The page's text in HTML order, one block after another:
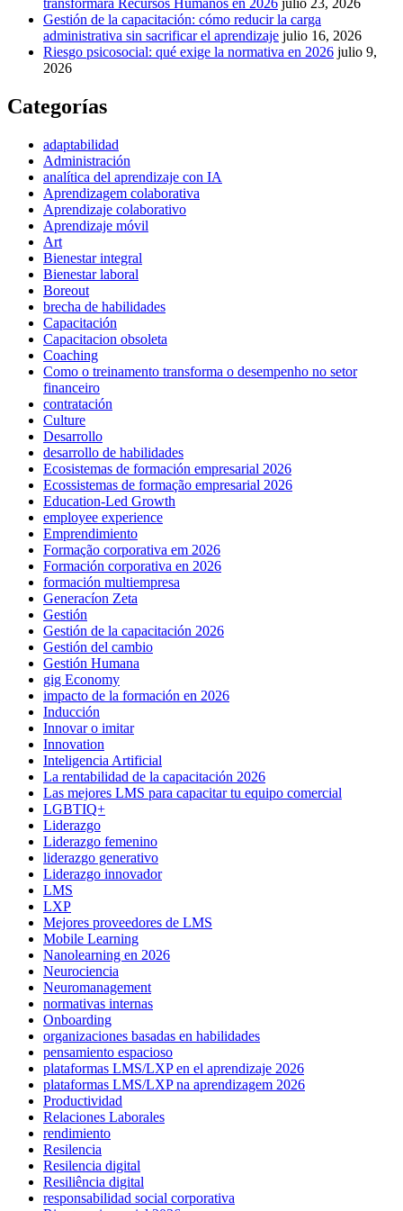
Gestión de la capacitación: cómo reducir la carga
administrativa sin sacrificar el aprendizaje julio 16, 2026
Riesgo psicosocial: qué exige la normativa en 2026 julio 9,
2026
Categorías
adaptabilidad
Administración
analítica del aprendizaje con IA
Aprendizagem colaborativa
Aprendizaje colaborativo
Aprendizaje móvil
Art
Bienestar integral
Bienestar laboral
Boreout
brecha de habilidades
Capacitación
Capacitacion obsoleta
Coaching
Como o treinamento transforma o desempenho no setor
financeiro
contratación
Culture
Desarrollo
desarrollo de habilidades
Ecosistemas de formación empresarial 2026
Ecossistemas de formação empresarial 2026
Education-Led Growth
employee experience
Emprendimiento
Formação corporativa em 2026
Formación corporativa en 2026
formación multiempresa
Generacíon Zeta
Gestión
Gestión de la capacitación 2026
Gestión del cambio
Gestión Humana
gig Economy
impacto de la formación en 2026
Inducción
Innovar o imitar
Innovation
Inteligencia Artificial
La rentabilidad de la capacitación 2026
Las mejores LMS para capacitar tu equipo comercial
LGBTIQ+
Liderazgo
Liderazgo femenino
liderazgo generativo
Liderazgo innovador
LMS
LXP
Mejores proveedores de LMS
Mobile Learning
Nanolearning en 2026
Neurociencia
Neuromanagement
normativas internas
Onboarding
organizaciones basadas en habilidades
pensamiento espacioso
plataformas LMS/LXP en el aprendizaje 2026
plataformas LMS/LXP na aprendizagem 2026
Productividad
Relaciones Laborales
rendimiento
Resilencia
Resilencia digital
Resiliência digital
responsabilidad social corporativa